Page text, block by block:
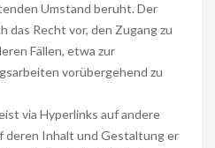
Umstand beruht. Der
das Recht vor, den Zugang zu
Fällen, etwa zur
vorübergehend zu
via Hyperlinks auf andere
deren Inhalt und Gestaltung er